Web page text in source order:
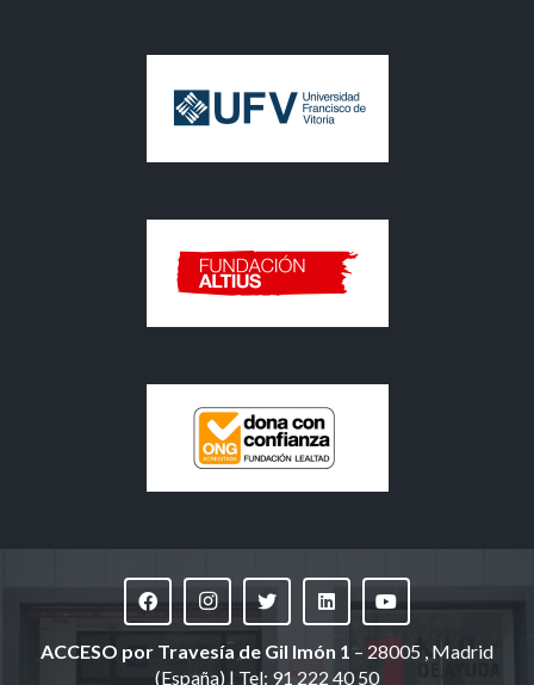
ACCESO por Travesía de Gil Imón 1 – 28005 , Madrid
(España) | Tel: 91 222 40 50